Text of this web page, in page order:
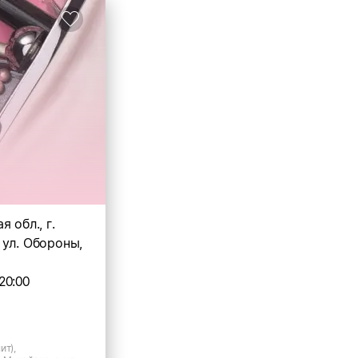
обл., г.
Обороны,